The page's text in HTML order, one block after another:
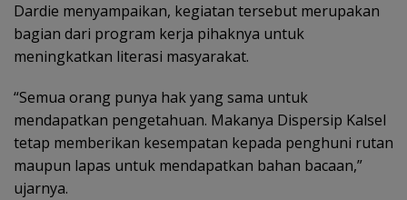
Dardie menyampaikan, kegiatan tersebut merupakan
bagian dari program kerja pihaknya untuk
meningkatkan literasi masyarakat.
“Semua orang punya hak yang sama untuk
mendapatkan pengetahuan. Makanya Dispersip Kalsel
tetap memberikan kesempatan kepada penghuni rutan
maupun lapas untuk mendapatkan bahan bacaan,”
ujarnya.